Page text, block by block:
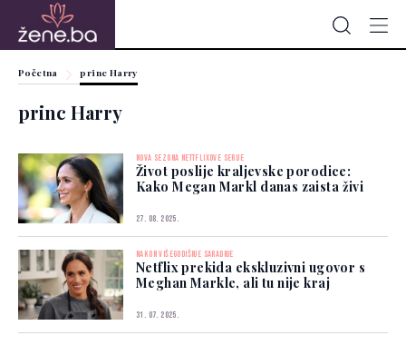
Početna princ Harry
princ Harry
NOVA SEZONA NETTFLIXOVE SERIJE
Život poslije kraljevske porodice:
Kako Megan Markl danas zaista živi
27. 08. 2025.
NAKON VIŠEGODIŠNJE SARADNJE
Netflix prekida ekskluzivni ugovor s
Meghan Markle, ali tu nije kraj
31. 07. 2025.